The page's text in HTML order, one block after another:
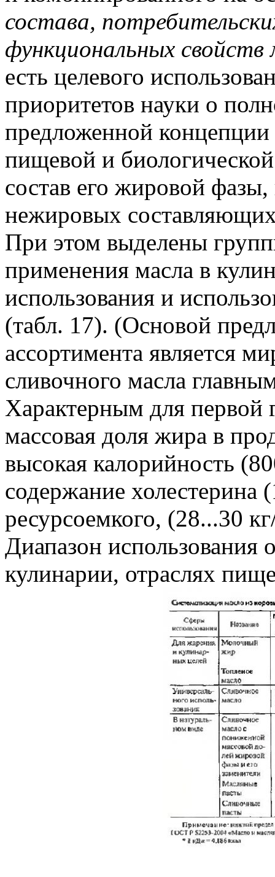
состава,
функциональных свойств
есть целевого
приоритетов науки о
предложенной концепции
пищевой и
состав его жировой
нежировых
При этом выделены
применения масла в
использования и
(табл. 17). (Основой
ассортимента является
сливочного масла
Характерным для первой
массовая доля жира в
высокая калорийность
содержание холестерина
ресурсоемкого, (28...30
Диапазон использования
кулинарии, отраслях